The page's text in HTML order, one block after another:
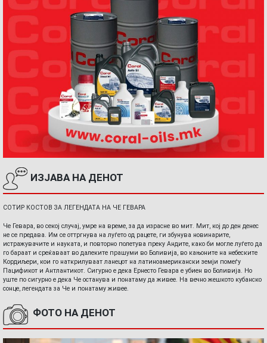
ИЗЈАВА НА ДЕНОТ
СОТИР КОСТОВ ЗА ЛЕГЕНДАТА НА ЧЕ ГЕВАРА
Че Гевара, во секој случај, умре на време, за да израсне во мит. Мит, кој до ден денес
не се предава. Им се оттргнува на луѓето од рацете, ги збунува новинарите,
истражувачите и науката, и повторно полетува преку Андите, како би могле луѓето да
го бараат и среќаваат во далеките прашуми во Боливија, во кањоните на небеските
Кордиљери, кои го наткрилуваат ланецот на латиноамерикански земји помеѓу
Пацификот и Антлантикот. Сигурно е дека Ернесто Гевара е убиен во Боливија. Но
уште по сигурно е дека Че останува и понатаму да живее. На вечно жешкото кубанско
сонце, легендата за Че и понатаму живее.
ФОТО НА ДЕНОТ